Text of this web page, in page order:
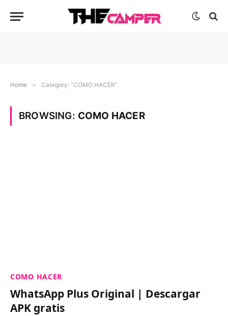
Home » Category: "COMO HACER"
BROWSING: COMO HACER
COMO HACER
WhatsApp Plus Original | Descargar
APK gratis